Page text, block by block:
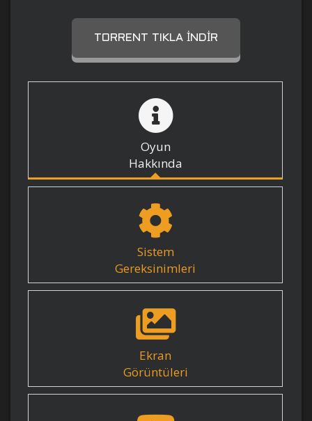
TORRENT TIKLA İNDIR
Oyun
Hakkında
Sistem
Gereksinimleri
Ekran
Görüntüleri